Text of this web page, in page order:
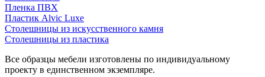
Пленка ПВХ
Пластик Alvic Luxe
Столешницы из искусственного камня
Столешницы из пластика
Все образцы мебели изготовлены по индивидуальному
проекту в единственном экземпляре.